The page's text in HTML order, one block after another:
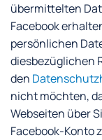
übermittelten
Facebook
persönlichen
diesbezüglichen
den
nicht möchten,
Webseiten über
Facebook-Konto